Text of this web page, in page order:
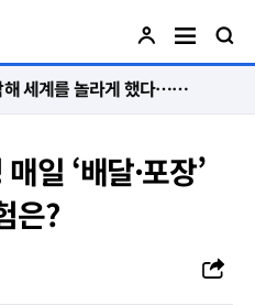
“절대 먼저 말하지 않아요. 대신 먼저 듣습니다”
일 ‘배달·포장’
은?